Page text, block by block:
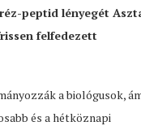
peptid lényegét
felfedezett
a biológusok,
és a hétköznapi